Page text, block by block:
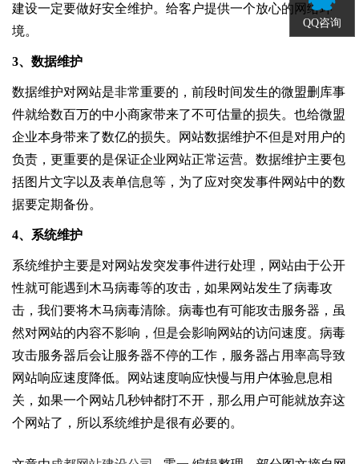
建设一定要做好安全维护。给客户提供一个放心的网络环
境。
3、数据维护
数据维护对网站是非常重要的，前段时间发生的微盟删库事
件就给数百万的中小商家带来了不可估量的损失。也给微盟
企业本身带来了数亿的损失。网站数据维护不但是对用户的
负责，更重要的是保证企业网站正常运营。数据维护主要包
括图片文字以及表单信息等，为了应对突发事件网站中的数
据要定期备份。
4、系统维护
系统维护主要是对网站发突发事件进行处理，网站由于公开
性就可能遇到木马病毒等的攻击，如果网站发生了病毒攻
击，我们要将木马病毒清除。病毒也有可能攻击服务器，虽
然对网站的内容不影响，但是会影响网站的访问速度。病毒
攻击服务器后会让服务器不停的工作，服务器占用率高导致
网站响应速度降低。网站速度响应快慢与用户体验息息相
关，如果一个网站几秒钟都打不开，那么用户可能就放弃这
个网站了，所以系统维护是很有必要的。
QQ咨询